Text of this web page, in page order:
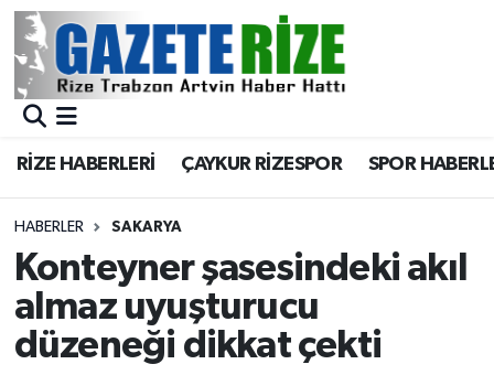
RİZE HABERLERİ ÇAYKUR RİZESPOR SPOR
HABERLER SAKARYA
Konteyner şasesindeki akıl
almaz uyuşturucu
düzeneği dikkat çekti
BÖLGEMİZ
Asayiş
Rize Jandarma Komutanlığı
Bilim Teknoloji
Merkez Nöbetçi Eczaneler
Merkez Trafik Yoğunluk Haritası
Süper Lig Puan Durumu ve Fikstür
Tüm Manşetler
Son Dakika Haberleri